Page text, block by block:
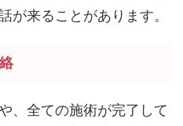
が来ることがあります。
、全ての施術が完了して